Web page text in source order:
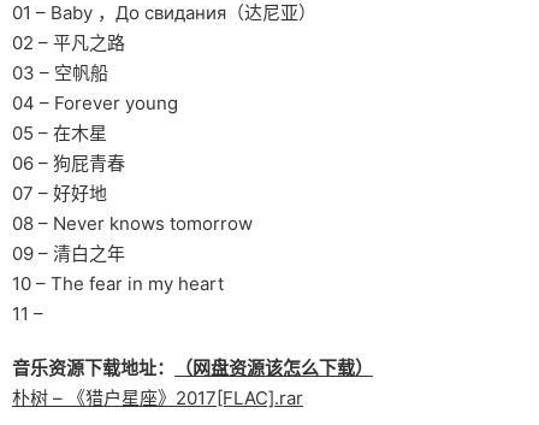
01 – Baby ，До свидания（达尼亚）
02 – 平凡之路
03 – 空帆船
04 – Forever young
05 – 在木星
06 – 狗屁青春
07 – 好好地
08 – Never knows tomorrow
09 – 清白之年
10 – The fear in my heart
11 –
音乐资源下载地址：
（网盘资源该怎么下载）
朴树 – 《猎户星座》2017[FLAC].rar